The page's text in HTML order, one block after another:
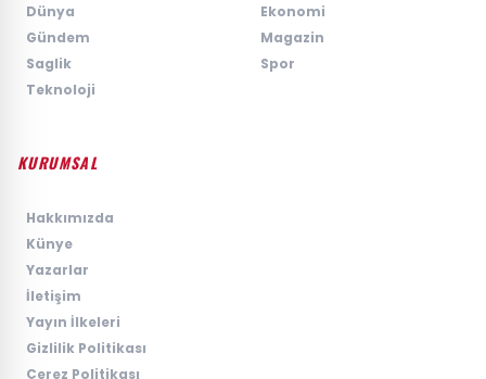
Dünya
Ekonomi
Gündem
Magazin
Saglik
Spor
Teknoloji
KURUMSAL
Hakkımızda
Künye
Yazarlar
İletişim
Yayın İlkeleri
Gizlilik Politikası
Çerez Politikası